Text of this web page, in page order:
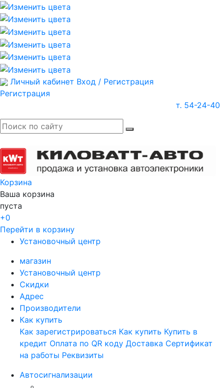
Личный кабинет Вход / Регистрация
Регистрация
т. 54-24-40
Корзина
Ваша корзина
пуста
+0
Перейти в корзину
Установочный центр
магазин
Установочный центр
Скидки
Адрес
Производители
Как купить
Как зарегистрироваться Как купить Купить в
кредит Оплата по QR коду Доставка Сертификат
на работы Реквизиты
Автосигнализации